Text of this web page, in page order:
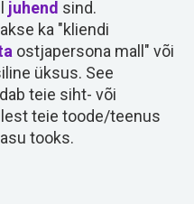
juhend sind.
ka "kliendi
ostjapersona mall" või
üksus. See
teie siht- või
teie toode/teenus
tooks.